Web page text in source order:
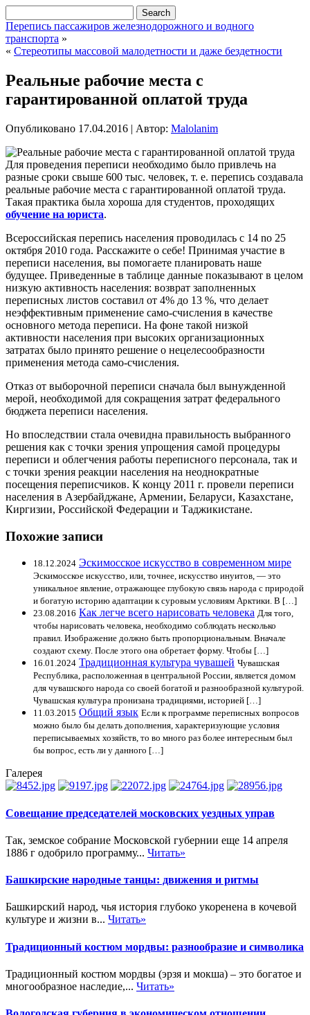
Перепись пассажиров железнодорожного и водного
транспорта »
« Стереотипы массовой малодетности и даже бездетности
Реальные рабочие места с
гарантированной оплатой труда
Опубликовано 17.04.2016 | Автор: Malolanim
Для проведения переписи необходимо было привлечь на
разные сроки свыше 600 тыс. человек, т. е. перепись создавала
реальные рабочие места с гарантированной оплатой труда.
Такая практика была хороша для студентов, проходящих
обучение на юриста.
Всероссийская перепись населения проводилась с 14 no 25
октября 2010 года. Расскажите о себе! Принимая участие в
переписи населения, вы помогаете планировать наше
будущее. Приведенные в таблице данные показывают в целом
низкую активность населения: возврат заполненных
переписных листов составил от 4% до 13 %, что делает
неэффективным применение само-счисления в качестве
основного метода переписи. На фоне такой низкой
активности населения при высоких организационных
затратах было принято решение о нецелесообразности
применения метода само-счисления.
Отказ от выборочной переписи сначала был вынужденной
мерой, необходимой для сокращения затрат федерального
бюджета переписи населения.
Но впоследствии стала очевидна правильность выбранного
решения как с точки зрения упрощения самой процедуры
переписи и облегчения работы переписного персонала, так и
с точки зрения реакции населения на неоднократные
посещения переписчиков. К концу 2011 г. провели переписи
населения в Азербайджане, Армении, Беларуси, Казахстане,
Киргизии, Российской Федерации и Таджикистане.
Похожие записи
18.12.2024 Эскимосское искусство в современном мире
Эскимосское искусство, или, точнее, искусство инуитов, — это
уникальное явление, отражающее глубокую связь народа с природой
и богатую историю адаптации к суровым условиям Арктики. В […]
23.08.2016 Как легче всего нарисовать человека Для того,
чтобы нарисовать человека, необходимо соблюдать несколько
правил. Изображение должно быть пропорциональным. Вначале
создают схему. После этого она обретает форму. Чтобы […]
16.01.2024 Традиционная культура чувашей Чувашская
Республика, расположенная в центральной России, является домом
для чувашского народа со своей богатой и разнообразной культурой.
Чувашская культура пронизана традициями, историей […]
11.03.2015 Общий язык Если к программе переписных вопросов
можно было бы делать дополнения, характеризующие условия
переписываемых хозяйств, то во много раз более интересным был
бы вопрос, есть ли у данного […]
Галерея
Совещание председателей московских уездных управ
Так, земское собрание Московской губернии еще 14 апреля
1886 г одобрило программу... Читать»
Башкирские народные танцы: движения и ритмы
Башкирский народ, чья история глубоко укоренена в кочевой
культуре и жизни в... Читать»
Традиционный костюм мордвы: разнообразие и символика
Традиционный костюм мордвы (эрзя и мокша) – это богатое и
многообразное наследие,... Читать»